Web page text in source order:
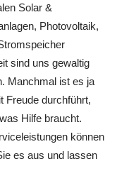
Solar &
Photovoltaik,
sind uns gewaltig
Manchmal ist es ja
Freude durchführt,
Hilfe braucht.
können
es aus und lassen